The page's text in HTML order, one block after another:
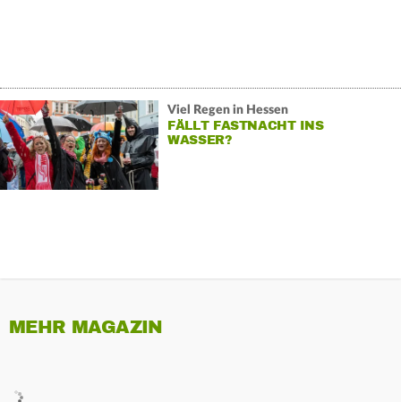
Viel Regen in Hessen
FÄLLT FASTNACHT INS
WASSER?
MEHR MAGAZIN